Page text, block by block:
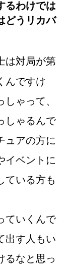
るわけでは
どうリカバ
は対局が第
んですけ
ゃって、
しゃるんで
ュアの方に
イベントに
ている方も
ていくんで
出す人もい
るなと思っ